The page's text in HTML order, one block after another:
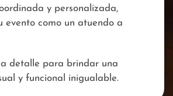
y personalizada,
evento como un atuendo a
detalle para brindar una
y funcional inigualable.